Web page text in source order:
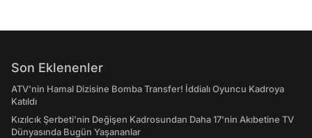
Son Eklenenler
ATV'nin Hamal Dizisine Bomba Transfer! İddialı Oyuncu Kadroya
Katıldı
Kızılcık Şerbeti'nin Değişen Kadrosundan Daha 17'nin Akıbetine TV
Dünyasında Bugün Yaşananlar